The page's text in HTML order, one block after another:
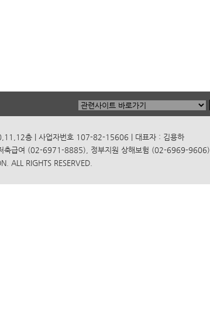
층 | 사업자번호 107-82-15606 | 대표자 : 김용하
축급여 (02-6971-8885), 정부지원 상해보험 (02-6969-9606)
ALL RIGHTS RESERVED.